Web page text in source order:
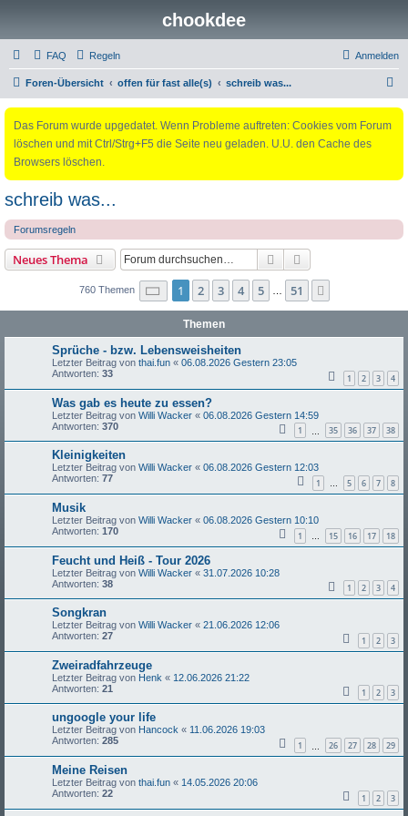
chookdee
FAQ Regeln Anmelden
Foren-Übersicht offen für fast alle(s) schreib was...
Das Forum wurde upgedatet. Wenn Probleme auftreten: Cookies vom Forum
löschen und mit Ctrl/Strg+F5 die Seite neu geladen. U.U. den Cache des
Browsers löschen.
schreib was...
Forumsregeln
Neues Thema Suche
760 Themen Seite 1von 51
1 2 3 4 5 51
Themen
Sprüche - bzw. Lebensweisheiten
Letzter Beitrag von thai.fun « 06.08.2026 Gestern 23:05
Antworten: 33 1 2 3 4
Was gab es heute zu essen?
Letzter Beitrag von Willi Wacker « 06.08.2026 Gestern 14:59
Antworten: 370 1 35 36 37 38
Kleinigkeiten
Letzter Beitrag von Willi Wacker « 06.08.2026 Gestern 12:03
Antworten: 77 1 … 5 6 7 8
Musik
Letzter Beitrag von Willi Wacker « 06.08.2026 Gestern 10:10
Antworten: 170 1 … 15 16 17 18
Feucht und Heiß - Tour 2026
Letzter Beitrag von Willi Wacker « 31.07.2026 10:28
Antworten: 38 1 2 3 4
Songkran
Letzter Beitrag von Willi Wacker « 21.06.2026 12:06
Antworten: 27 1 2 3
Zweiradfahrzeuge
Letzter Beitrag von Henk « 12.06.2026 21:22
Antworten: 21 1 2 3
ungoogle your life
Letzter Beitrag von Hancock « 11.06.2026 19:03
Antworten: 285 1 26 27 28 29
Meine Reisen
Letzter Beitrag von thai.fun « 14.05.2026 20:06
Antworten: 22 1 2 3